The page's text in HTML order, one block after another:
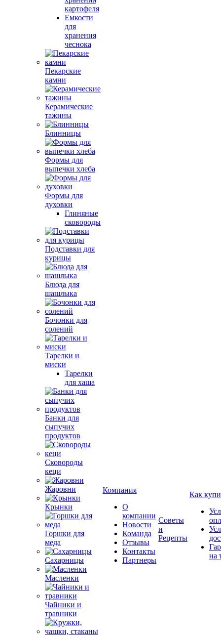
картофеля
Емкости
для
хранения
чеснока
Пекарские
камни
Керамические
тажины
Блинницы
Формы для
выпечки хлеба
Формы для
духовки
Глиняные
сковороды
Подставки для
курицы
Блюда для
шашлыка
Бочонки для
солений
Тарелки и
миски
Тарелки
для хаша
Банки для
сыпучих
продуктов
Сковороды
кеци
Жаровни
Крынки
Горшки для
меда
Сахарницы
Масленки
Чайники и
травники
Компания
О
компании
Новости
Команда
Отзывы
Контакты
Партнеры
Советы
и
Рецепты
Как
на